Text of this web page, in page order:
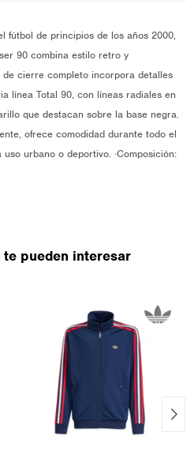
fútbol de principios de los años 2000,
90 combina estilo retro y
cierre completo incorpora detalles
línea Total 90, con líneas radiales en
que destacan sobre la base negra.
ofrece comodidad durante todo el
urbano o deportivo. ·Composición:
pueden interesar